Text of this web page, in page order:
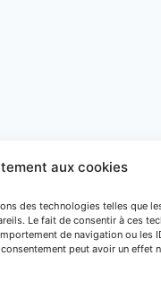
aux cookies
des technologies telles que
Le fait de consentir à ces
de navigation ou les
peut avoir un effet